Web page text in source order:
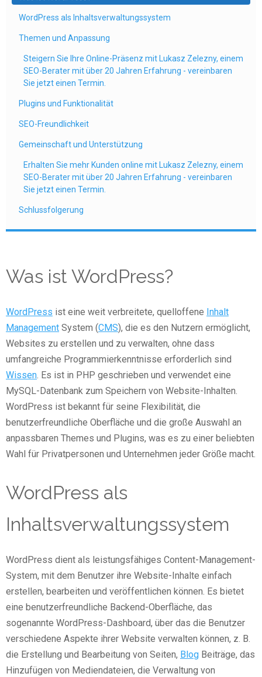
WordPress als Inhaltsverwaltungssystem
Themen und Anpassung
Steigern Sie Ihre Online-Präsenz mit Lukasz Zelezny, einem
SEO-Berater mit über 20 Jahren Erfahrung - vereinbaren
Sie jetzt einen Termin.
Plugins und Funktionalität
SEO-Freundlichkeit
Gemeinschaft und Unterstützung
Erhalten Sie mehr Kunden online mit Lukasz Zelezny, einem
SEO-Berater mit über 20 Jahren Erfahrung - vereinbaren
Sie jetzt einen Termin.
Schlussfolgerung
Was ist WordPress?
WordPress ist eine weit verbreitete, quelloffene Inhalt
Management System (CMS), die es den Nutzern ermöglicht,
Websites zu erstellen und zu verwalten, ohne dass
umfangreiche Programmierkenntnisse erforderlich sind
Wissen. Es ist in PHP geschrieben und verwendet eine
MySQL-Datenbank zum Speichern von Website-Inhalten.
WordPress ist bekannt für seine Flexibilität, die
benutzerfreundliche Oberfläche und die große Auswahl an
anpassbaren Themes und Plugins, was es zu einer beliebten
Wahl für Privatpersonen und Unternehmen jeder Größe macht.
WordPress als
Inhaltsverwaltungssystem
WordPress dient als leistungsfähiges Content-Management-
System, mit dem Benutzer ihre Website-Inhalte einfach
erstellen, bearbeiten und veröffentlichen können. Es bietet
eine benutzerfreundliche Backend-Oberfläche, das
sogenannte WordPress-Dashboard, über das die Benutzer
verschiedene Aspekte ihrer Website verwalten können, z. B.
die Erstellung und Bearbeitung von Seiten, Blog Beiträge, das
Hinzufügen von Mediendateien, die Verwaltung von